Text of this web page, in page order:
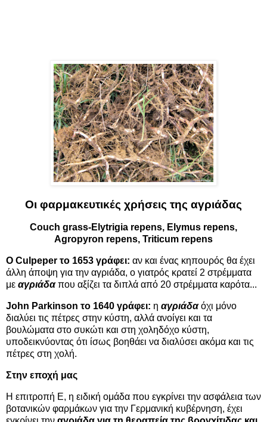
Οι φαρμακευτικές χρήσεις της αγριάδας
Couch grass-Elytrigia repens, Elymus repens,
Agropyron repens, Triticum repens
Ο Culpeper το 1653 γράφει: αν και ένας κηπουρός θα έχει
άλλη άποψη για την αγριάδα, ο γιατρός κρατεί 2 στρέμματα
με αγριάδαπου αξίζει τα διπλά από 20 στρέμματα καρότα...
John Parkinson το 1640 γράφει: η αγριάδαόχι μόνο
διαλύει τις πέτρες στην κύστη, αλλά ανοίγει και τα
βουλώματα στο συκώτι και στη χοληδόχο κύστη,
υποδεικνύοντας ότι ίσως βοηθάει να διαλύσει ακόμα και τις
πέτρες στη χολή.
Στην εποχή μας
Η επιτροπή Ε, η ειδική ομάδα που εγκρίνει την ασφάλεια των
βοτανικών φαρμάκων για την Γερμανική κυβέρνηση, έχει